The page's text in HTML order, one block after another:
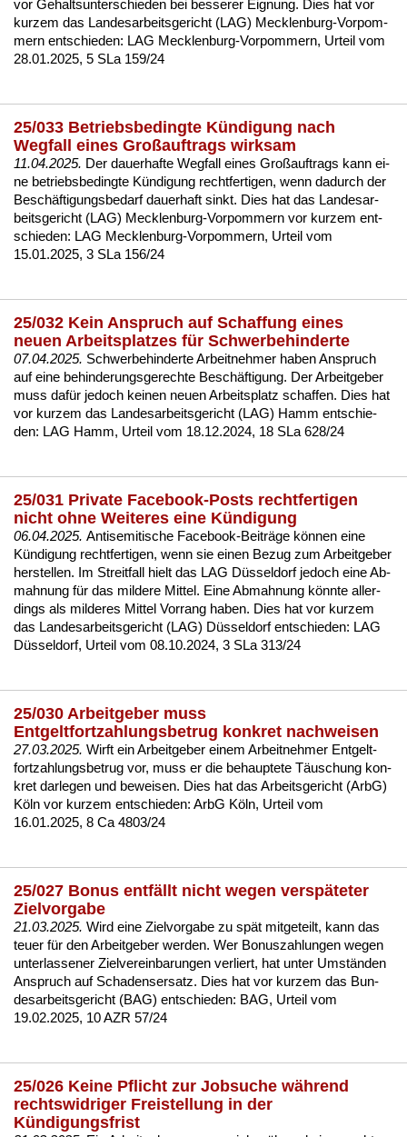
vor Ge­halts­un­ter­schie­den bei bes­se­rer Eig­nung. Dies hat vor
kur­zem das Lan­des­ar­beits­ge­richt (LAG) Meck­len­burg-Vor­pom­
mern ent­schie­den: LAG Meck­len­burg-Vor­pom­mern, Ur­teil vom
28.01.2025, 5 SLa 159/24
25/033 Betriebsbedingte Kündigung nach
Wegfall eines Großauftrags wirksam
11.04.2025. Der dau­er­haf­te Weg­fall ei­nes Großauf­trags kann ei­
ne be­triebs­be­ding­te Kündi­gung recht­fer­ti­gen, wenn da­durch der
Beschäfti­gungs­be­darf dau­er­haft sinkt. Dies hat das Lan­des­ar­
beits­ge­richt (LAG) Meck­len­burg-Vor­pom­mern vor kur­zem ent­
schie­den: LAG Meck­len­burg-Vor­pom­mern, Ur­teil vom
15.01.2025, 3 SLa 156/24
25/032 Kein Anspruch auf Schaffung eines
neuen Arbeitsplatzes für Schwerbehinderte
07.04.2025. Schwer­be­hin­der­te Ar­beit­neh­mer ha­ben An­spruch
auf ei­ne be­hin­de­rungs­ge­rech­te Beschäfti­gung. Der Ar­beit­ge­ber
muss dafür je­doch kei­nen neu­en Ar­beits­platz schaf­fen. Dies hat
vor kur­zem das Lan­des­ar­beits­ge­richt (LAG) Hamm ent­schie­
den: LAG Hamm, Ur­teil vom 18.12.2024, 18 SLa 628/24
25/031 Private Facebook-Posts rechtfertigen
nicht ohne Weiteres eine Kündigung
06.04.2025. An­ti­se­mi­ti­sche Face­book-Beiträge können ei­ne
Kündi­gung recht­fer­ti­gen, wenn sie ei­nen Be­zug zum Ar­beit­ge­ber
her­stel­len. Im Streit­fall hielt das LAG Düssel­dorf je­doch ei­ne Ab­
mah­nung für das mil­de­re Mit­tel. Ei­ne Ab­mah­nung könn­te al­ler­
dings als mil­de­res Mit­tel Vor­rang ha­ben. Dies hat vor kur­zem
das Lan­des­ar­beits­ge­richt (LAG) Düssel­dorf ent­schie­den: LAG
Düssel­dorf, Ur­teil vom 08.10.2024, 3 SLa 313/24
25/030 Arbeitgeber muss
Entgeltfortzahlungsbetrug konkret nachweisen
27.03.2025. Wirft ein Ar­beit­ge­ber ei­nem Ar­beit­neh­mer Ent­gelt­
fort­zah­lungs­be­trug vor, muss er die be­haup­te­te Täuschung kon­
kret dar­le­gen und be­wei­sen. Dies hat das Ar­beits­ge­richt (ArbG)
Köln vor kur­zem ent­schie­den: ArbG Köln, Ur­teil vom
16.01.2025, 8 Ca 4803/24
25/027 Bonus entfällt nicht wegen verspäteter
Zielvorgabe
21.03.2025. Wird ei­ne Ziel­vor­ga­be zu spät mit­ge­teilt, kann das
teu­er für den Ar­beit­ge­ber wer­den. Wer Bo­nus­zah­lun­gen we­gen
un­ter­las­se­ner Ziel­ver­ein­ba­run­gen ver­liert, hat un­ter Umständen
An­spruch auf Scha­dens­er­satz. Dies hat vor kur­zem das Bun­
des­ar­beits­ge­richt (BAG) ent­schie­den: BAG, Ur­teil vom
19.02.2025, 10 AZR 57/24
25/026 Keine Pflicht zur Jobsuche während
rechtswidriger Freistellung in der
Kündigungsfrist